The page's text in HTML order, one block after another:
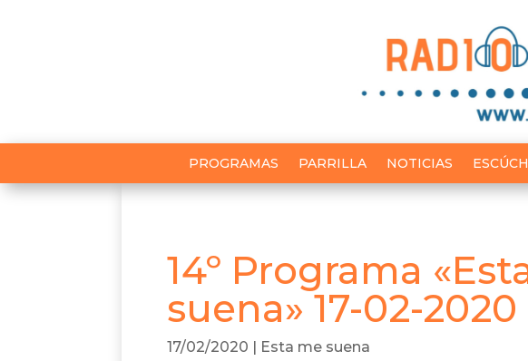
PROGRAMAS PARRILLA NOTICIAS
14º Programa
suena» 17-02-2020
17/02/2020
Esta me suena